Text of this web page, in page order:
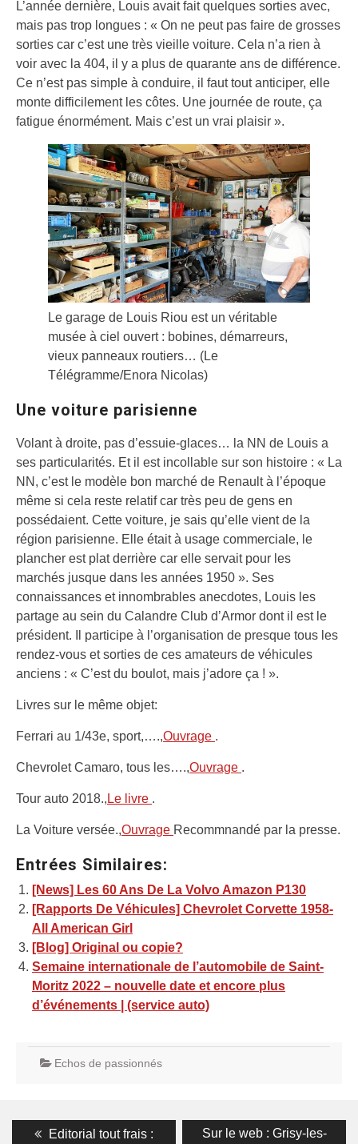
L’année dernière, Louis avait fait quelques sorties avec,
mais pas trop longues : « On ne peut pas faire de grosses
sorties car c’est une très vieille voiture. Cela n’a rien à
voir avec la 404, il y a plus de quarante ans de différence.
Ce n’est pas simple à conduire, il faut tout anticiper, elle
monte difficilement les côtes. Une journée de route, ça
fatigue énormément. Mais c’est un vrai plaisir ».
Le garage de Louis Riou est un véritable
musée à ciel ouvert : bobines, démarreurs,
vieux panneaux routiers… (Le
Télégramme/Enora Nicolas)
Une voiture parisienne
Volant à droite, pas d’essuie-glaces… la NN de Louis a
ses particularités. Et il est incollable sur son histoire : « La
NN, c’est le modèle bon marché de Renault à l’époque
même si cela reste relatif car très peu de gens en
possédaient. Cette voiture, je sais qu’elle vient de la
région parisienne. Elle était à usage commerciale, le
plancher est plat derrière car elle servait pour les
marchés jusque dans les années 1950 ». Ses
connaissances et innombrables anecdotes, Louis les
partage au sein du Calandre Club d’Armor dont il est le
président. Il participe à l’organisation de presque tous les
rendez-vous et sorties de ces amateurs de véhicules
anciens : « C’est du boulot, mais j’adore ça ! ».
Livres sur le même objet:
Ferrari au 1/43e, sport,….,Ouvrage .
Chevrolet Camaro, tous les….,Ouvrage .
Tour auto 2018., Le livre .
La Voiture versée.,Ouvrage Recommnandé par la presse.
Entrées Similaires:
[News] Les 60 Ans De La Volvo Amazon P130
[Rapports De Véhicules] Chevrolet Corvette 1958-
All American Girl
[Blog] Original ou copie?
Semaine internationale de l’automobile de Saint-
Moritz 2022 – nouvelle date et encore plus
d’événements | (service auto)
Echos de passionnés
Navigation
Previous
Editorial tout frais :
Next
Sur le web : Grisy-les-